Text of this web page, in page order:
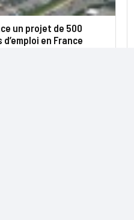
un projet de 500
en France